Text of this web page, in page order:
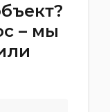
– мы